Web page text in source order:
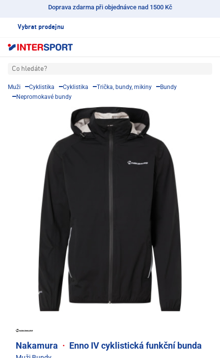
Doprava zdarma při objednávce nad 1500 Kč
Vybrat prodejnu
Co hledáte?
Muži Cyklistika Cyklistika Trička, bundy, mikiny
Bundy
Nepromokavé bundy
Nakamura · Enno IV cyklistická funkční bunda